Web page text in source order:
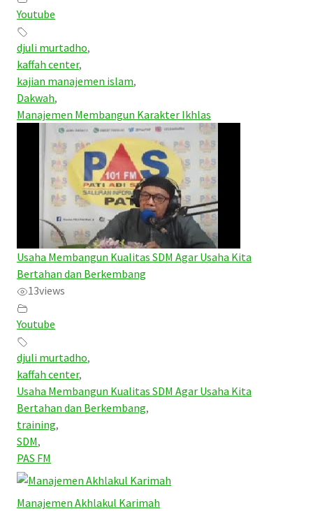
Youtube
djuli murtadho,
kaffah center,
kajian manajemen islam,
Dakwah,
Manajemen Membangun Karakter Ikhlas
Usaha Membangun Kualitas SDM Agar Usaha Kita
Bertahan dan Berkembang
13views
Youtube
djuli murtadho,
kaffah center,
Usaha Membangun Kualitas SDM Agar Usaha Kita
Bertahan dan Berkembang,
training,
SDM,
PAS FM
Manajemen Akhlakul Karimah